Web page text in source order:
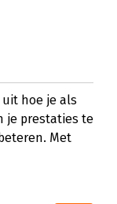
hoe je als
je prestaties te
Met